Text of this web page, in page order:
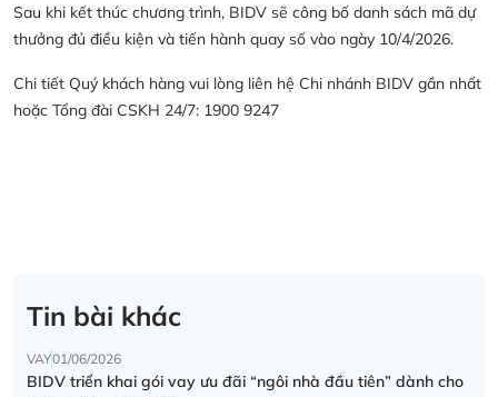
Sau khi kết thúc chương trình, BIDV sẽ công bố danh sách mã dự
thưởng đủ điều kiện và tiến hành quay số vào ngày 10/4/2026.
Chi tiết Quý khách hàng vui lòng liên hệ Chi nhánh BIDV gần nhất
hoặc Tổng đài CSKH 24/7: 1900 9247
Tin bài khác
VAY01/06/2026
BIDV triển khai gói vay ưu đãi “ngôi nhà đầu tiên” dành cho